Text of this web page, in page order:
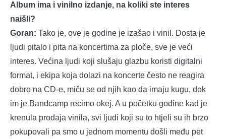
Album ima i vinilno izdanje, na koliki ste interes
naišli?
Goran: Tako je, ove je godine je izašao i vinil. Dosta je
ljudi pitalo i pita na koncertima za ploče, sve je veći
interes. Većina ljudi koji slušaju glazbu koristi digitalni
format, i ekipa koja dolazi na koncerte često ne reagira
dobro na CD-e, miču se od njih kao da imaju kugu, dok
im je Bandcamp recimo okej. A u početku godine kad je
krenula prodaja vinila, svi ljudi koji su to htjeli su ih brzo
pokupovali pa smo u jednom momentu došli među pet